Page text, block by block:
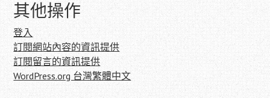
其他操作
登入
訂閱網站內容的資訊提供
訂閱留言的資訊提供
WordPress.org 台灣繁體中文